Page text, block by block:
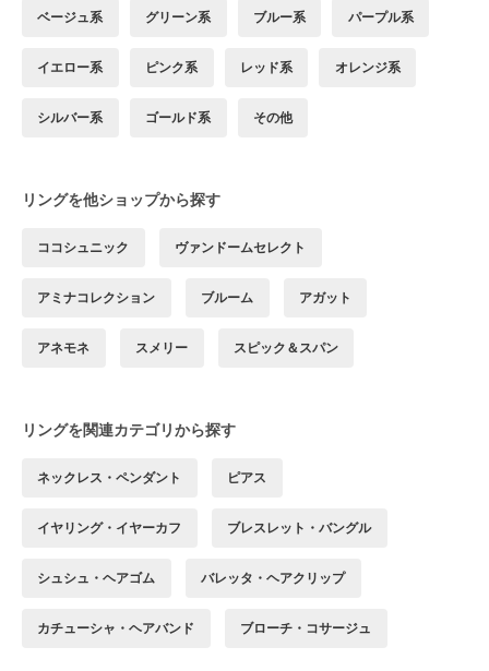
ベージュ系 グリーン系 ブルー系 パープル系
イエロー系 ピンク系 レッド系 オレンジ系
シルバー系 ゴールド系 その他
リングを他ショップから探す
ココシュニック ヴァンドームセレクト
アミナコレクション ブルーム アガット
アネモネ スメリー スピック＆スパン
リングを関連カテゴリから探す
ネックレス・ペンダント ピアス
イヤリング・イヤーカフ ブレスレット・バングル
シュシュ・ヘアゴム バレッタ・ヘアクリップ
カチューシャ・ヘアバンド ブローチ・コサージュ